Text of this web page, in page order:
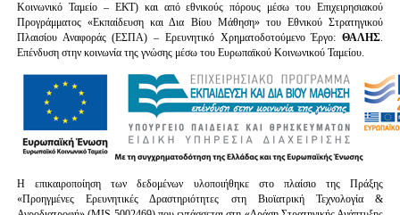
Κοινωνικό Ταμείο – ΕΚΤ) και από εθνικούς πόρους μέσω του Επιχειρησιακού
Προγράμματος «Εκπαίδευση και Δια Βίου Μάθηση» του Εθνικού Στρατηγικού
Πλαισίου Αναφοράς (ΕΣΠΑ) – Ερευνητικό Χρηματοδοτούμενο Έργο: ΘΑΛΗΣ.
Επένδυση στην κοινωνία της γνώσης μέσω του Ευρωπαϊκού Κοινωνικού Ταμείου.
H επικαιροποίηση των δεδομένων υλοποιήθηκε στο πλαίσιο της Πράξης
«Προηγμένες Ερευνητικές Δραστηριότητες στη Βιοϊατρική Τεχνολογία &